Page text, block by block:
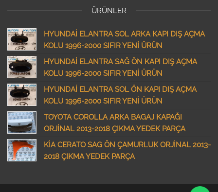
ÜRÜNLER
HYUNDAİ ELANTRA SOL ARKA KAPI DIŞ AÇMA
KOLU 1996-2000 SIFIR YENİ ÜRÜN
HYUNDAİ ELANTRA SAĞ ÖN KAPI DIŞ AÇMA
KOLU 1996-2000 SIFIR YENİ ÜRÜN
HYUNDAİ ELANTRA SOL ÖN KAPI DIŞ AÇMA
KOLU 1996-2000 SIFIR YENİ ÜRÜN
TOYOTA COROLLA ARKA BAGAJ KAPAĞI
ORJİNAL 2013-2018 ÇIKMA YEDEK PARÇA
KİA CERATO SAG ÖN ÇAMURLUK ORJİNAL 2013-
2018 ÇIKMA YEDEK PARÇA